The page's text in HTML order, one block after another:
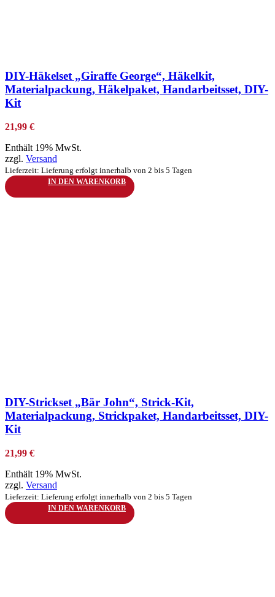
DIY-Häkelset „Giraffe George“, Häkelkit,
Materialpackung, Häkelpaket, Handarbeitsset, DIY-
Kit
21,99 €
Enthält 19% MwSt.
zzgl. Versand
Lieferzeit: Lieferung erfolgt innerhalb von 2 bis 5 Tagen
IN DEN WARENKORB
DIY-Strickset „Bär John“, Strick-Kit,
Materialpackung, Strickpaket, Handarbeitsset, DIY-
Kit
21,99 €
Enthält 19% MwSt.
zzgl. Versand
Lieferzeit: Lieferung erfolgt innerhalb von 2 bis 5 Tagen
IN DEN WARENKORB